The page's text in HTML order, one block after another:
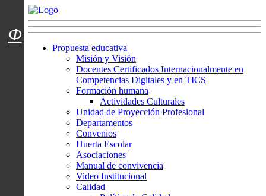
Menú usuarios
Propuesta educativa
Misión y Visión
Docentes Certificados Internacionalmente en
Competencias Digitales y en TICS
Formación humana
Actividades Culturales
Unidad de Proyección Profesional
Departamentos
Convenios
Huerta Escolar
Asociaciones
Manual de convivencia
Video Institucional
Calidad
Φ